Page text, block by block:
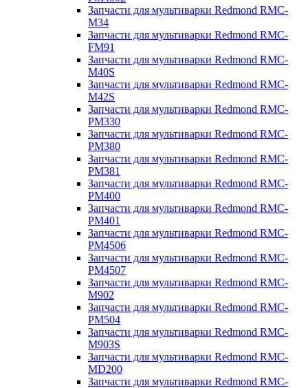
Запчасти для мультиварки Redmond RMC-
M34
Запчасти для мультиварки Redmond RMC-
FM91
Запчасти для мультиварки Redmond RMC-
M40S
Запчасти для мультиварки Redmond RMC-
M42S
Запчасти для мультиварки Redmond RMC-
PM330
Запчасти для мультиварки Redmond RMC-
PM380
Запчасти для мультиварки Redmond RMC-
PM381
Запчасти для мультиварки Redmond RMC-
PM400
Запчасти для мультиварки Redmond RMC-
PM401
Запчасти для мультиварки Redmond RMC-
PM4506
Запчасти для мультиварки Redmond RMC-
PM4507
Запчасти для мультиварки Redmond RMC-
M902
Запчасти для мультиварки Redmond RMC-
PM504
Запчасти для мультиварки Redmond RMC-
M903S
Запчасти для мультиварки Redmond RMC-
MD200
Запчасти для мультиварки Redmond RMC-